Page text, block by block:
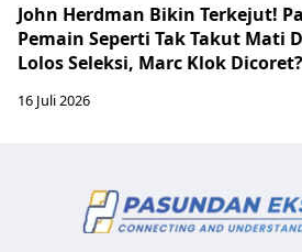
John Herdman Bikin Terkejut!
Pemain Seperti Tak Takut Mati
Lolos Seleksi, Marc Klok Dicoret?
16 Juli 2026